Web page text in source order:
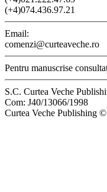
(+4)074.436.97.21
Email:
comenzi@curteaveche.ro
Pentru manuscrise
S.C. Curtea Veche
Com: J40/13066/1998
Curtea Veche Publishing